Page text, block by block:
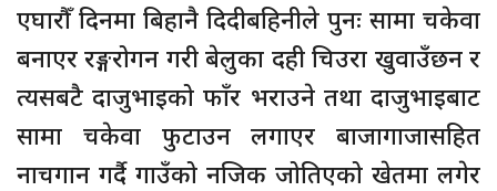
एघारौँ दिनमा बिहानै दिदीबहिनीले पुनः सामा चकेवा
बनाएर रङ्गरोगन गरी बेलुका दही चिउरा खुवाउँछन र
त्यसबटै दाजुभाइको फाँर भराउने तथा दाजुभाइबाट
सामा चकेवा फुटाउन लगाएर बाजागाजासहित
नाचगान गर्दै गाउँको नजिक जोतिएको खेतमा लगेर